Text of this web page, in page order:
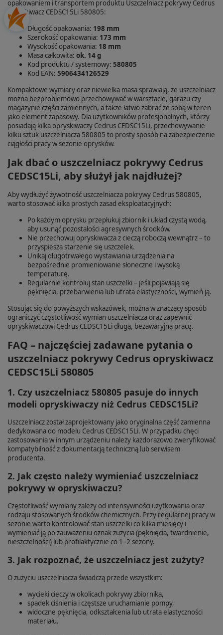
opakowaniem i transportem produktu Uszczelniacz pokrywy Cedrus
opryskiwacz CEDSC15Li 580805:
Długość opakowania: 198 mm
Szerokość opakowania: 173 mm
Wysokość opakowania: 18 mm
Masa całkowita: ok. 14 g
Kod produktu / systemowy: 580805
Kod EAN: 5906434126529
Kompaktowe wymiary oraz niewielka masa sprawiają, że uszczelniacz
można bezproblemowo przechowywać w warsztacie, garażu czy
magazynie części zamiennych, a także łatwo zabrać ze sobą w teren
jako element zapasowy. Dla użytkowników profesjonalnych, którzy
posiadają kilka opryskiwaczy Cedrus CEDSC15Li, przechowywanie
kilku sztuk uszczelniacza 580805 to prosty sposób na zabezpieczenie
ciągłości pracy w sezonie oprysków.
Jak dbać o uszczelniacz pokrywy Cedrus
CEDSC15Li, aby służył jak najdłużej?
Aby wydłużyć żywotność uszczelniacza pokrywy Cedrus 580805,
warto stosować kilka prostych zasad eksploatacyjnych:
Po każdym oprysku przepłukuj zbiornik i układ czystą wodą,
aby usunąć pozostałości agresywnych środków.
Nie przechowuj opryskiwacza z cieczą roboczą wewnątrz – to
przyspiesza starzenie się uszczelek.
Unikaj długotrwałego wystawiania urządzenia na
bezpośrednie promieniowanie słoneczne i wysoką
temperaturę.
Regularnie kontroluj stan uszczelki – jeśli pojawiają się
pęknięcia, przebarwienia lub utrata elastyczności, wymień ją.
Stosując się do powyższych wskazówek, można w znaczący sposób
ograniczyć częstotliwość wymian uszczelniacza oraz zapewnić
opryskiwaczowi Cedrus CEDSC15Li długą, bezawaryjną pracę.
FAQ – najczęściej zadawane pytania o
uszczelniacz pokrywy Cedrus opryskiwacz
CEDSC15Li 580805
1. Czy uszczelniacz 580805 pasuje do innych
modeli opryskiwaczy niż Cedrus CEDSC15Li?
Uszczelniacz został zaprojektowany jako oryginalna część zamienna
dedykowana do modelu Cedrus CEDSC15Li. W przypadku chęci
zastosowania w innym urządzeniu należy każdorazowo zweryfikować
kompatybilność z dokumentacją techniczną lub serwisem
producenta.
2. Jak często należy wymieniać uszczelniacz
pokrywy w opryskiwaczu?
Częstotliwość wymiany zależy od intensywności użytkowania oraz
rodzaju stosowanych środków chemicznych. Przy regularnej pracy w
sezonie warto kontrolować stan uszczelki co kilka miesięcy i
wymieniać ją po zauważeniu oznak zużycia (pęknięcia, twardnienie,
nieszczelności) lub profilaktycznie co 1–2 sezony.
3. Jak rozpoznać, że uszczelniacz jest zużyty?
O zużyciu uszczelniacza świadczą przede wszystkim:
wycieki cieczy w okolicach pokrywy zbiornika,
spadek ciśnienia i częstsze uruchamianie pompy,
widoczne pęknięcia, odkształcenia lub utrata elastyczności
materiału.